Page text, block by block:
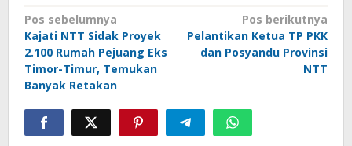
Navigasi
pos
Pos sebelumnya
Kajati NTT Sidak Proyek
2.100 Rumah Pejuang Eks
Timor-Timur, Temukan
Banyak Retakan
Pos berikutnya
Pelantikan Ketua TP PKK
dan Posyandu Provinsi
NTT